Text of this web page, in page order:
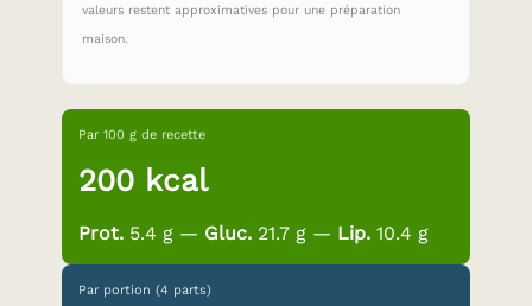
valeurs restent approximatives pour une préparation
maison.
Par 100 g de recette
200 kcal
Prot. 5.4 g — Gluc. 21.7 g — Lip. 10.4 g
Par portion (4 parts)